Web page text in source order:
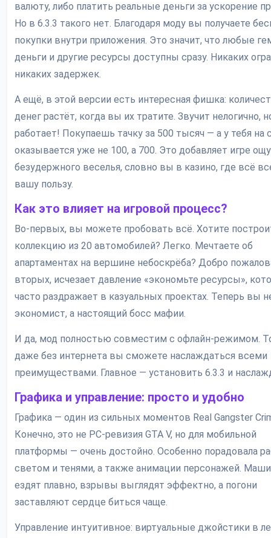
валюту, либо платить реальные деньги за ускорение
Но в 6.3.3 такого нет. Благодаря моду вы получаете
покупки внутри приложения. Это значит, что любые
деньги и другие ресурсы доступны сразу. Никаких
никаких задержек.
А ещё, в этой версии есть интересная фишка:
денег растёт, когда вы их тратите. Звучит нелогично,
работает! Покупаешь тачку за 500 тысяч — а у тебя на
оказывается уже не 100, а 700. Это добавляет игре
безудержного веселья, словно вы в казино, где всё
вашу пользу.
Как это влияет на игровой процесс?
Во-первых, вы можете пробовать всё. Хотите
коллекцию из 20 автомобилей? Легко. Мечтаете об
апартаментах на вершине небоскрёба? Добро
вторых, исчезает давление «экономьте ресурсы»,
часто раздражает в казуальных проектах. Теперь вы
экономист, а настоящий босс мафии.
И да, мод полностью совместим с офлайн-режимом.
даже без интернета вы сможете наслаждаться всеми
преимуществами. Главное — установить 6.3.3 и
Графика и управление: просто и удобно
Графика — один из сильных моментов Real Gangster
Конечно, это не PC-ревизия GTA V, но для мобильной
платформы — очень достойно. Особенно порадовала
светом и тенями, а также анимации персонажей.
ездят плавно, взрывы выглядят эффектно, а погони
заставляют сердце биться чаще.
Управление интуитивное: виртуальные джойстики в